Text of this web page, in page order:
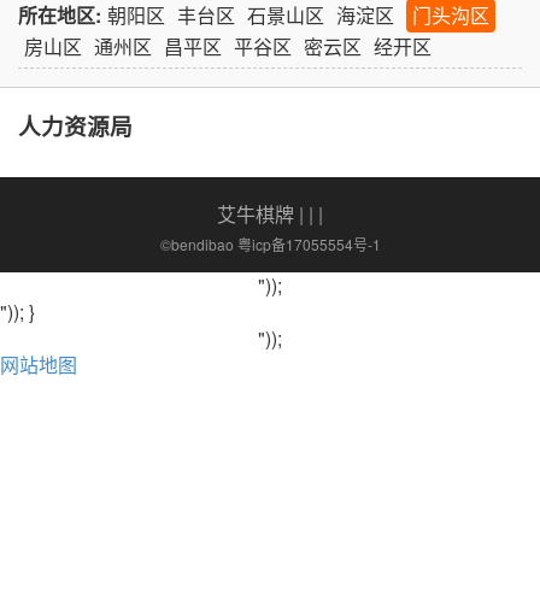
所在地区: 朝阳区 丰台区 石景山区 海淀区
门头沟区
房山区 通州区 昌平区 平谷区 密云区 经开区
人力资源局
艾牛棋牌 | | |
©bendibao 粤icp备17055554号-1
"));
")); }
"));
网站地图